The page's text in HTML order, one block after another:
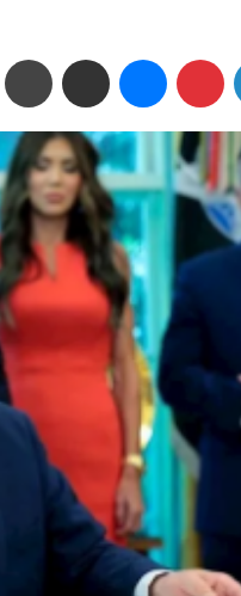
لينكدإن بينتيريست ماسنجر مشاركة عبر البريد